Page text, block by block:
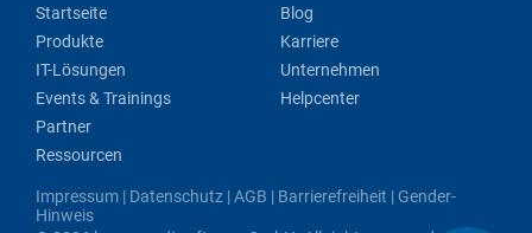
Startseite
Produkte
IT-Lösungen
Events & Trainings
Partner
Ressourcen
Blog
Karriere
Unternehmen
Helpcenter
Impressum | Datenschutz |AGB | Barrierefreiheit | Gender-
Hinweis